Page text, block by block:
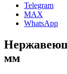
Telegram
MAX
WhatsApp
мм